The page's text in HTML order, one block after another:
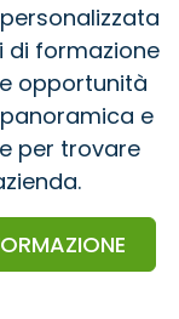
di formazione
opportunità
e
per trovare